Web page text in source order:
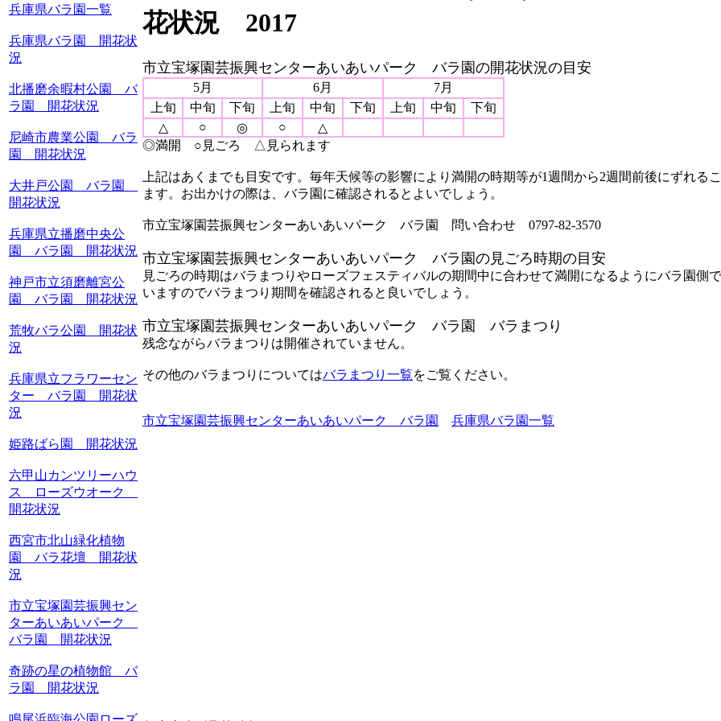
兵庫県バラ園一覧
兵庫県バラ園 開花状
況
北播磨余暇村公園 バ
ラ園 開花状況
尼崎市農業公園 バラ
園 開花状況
大井戸公園 バラ園
開花状況
兵庫県立播磨中央公
園 バラ園 開花状況
神戸市立須磨離宮公
園 バラ園 開花状況
荒牧バラ公園 開花状
況
兵庫県立フラワーセン
ター バラ園 開花状
況
姫路ばら園 開花状況
六甲山カンツリーハウ
ス ローズウオーク
開花状況
西宮市北山緑化植物
園 バラ花壇 開花状
況
市立宝塚園芸振興セン
ターあいあいパーク
バラ園 開花状況
奇跡の星の植物館 バ
ラ園 開花状況
花状況 2017
市立宝塚園芸振興センターあいあいパーク バラ園の開花状況の目安
5月 6月
7月
上旬
中旬 下旬 上旬 中旬 下旬 上旬 中旬
下旬
△
○ ◎ ○
△
◎満開 ○見ごろ △見られます
上記はあくまでも目安です。毎年天候等の影響により満開の時期等が1週間から2週間前後にずれる
ます。お出かけの際は、バラ園に確認されるとよいでしょう。
市立宝塚園芸振興センターあいあいパーク バラ園 問い合わせ 0797-82-3570
市立宝塚園芸振興センターあいあいパーク バラ園の見ごろ時期の目安
見ごろの時期はバラまつりやローズフェスティバルの期間中に合わせて満開になるようにバラ園側
いますのでバラまつり期間を確認されると良いでしょう。
市立宝塚園芸振興センターあいあいパーク バラ園 バラまつり
残念ながらバラまつりは開催されていません。
その他のバラまつりについてはバラまつり一覧をご覧ください。
市立宝塚園芸振興センターあいあいパーク バラ園 兵庫県バラ園一覧